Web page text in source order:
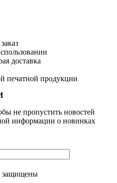
доставка
печатной продукции
не пропустить новостей
информации о новинках
защищены